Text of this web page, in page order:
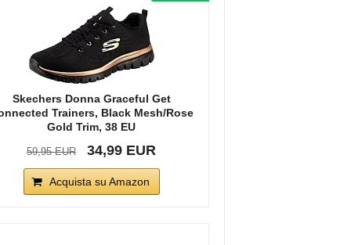
Skechers Donna Graceful Get
Trainers, Black Mesh/Rose
Gold Trim, 38 EU
59,95 EUR 34,99 EUR
Acquista su Amazon